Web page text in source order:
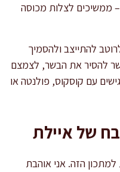
ממשיכים לצלות מכוסה
להתייצב ולהסמיך
להסיר את הבשר, לצמצם
מגישים עם קוסקוס, פולנטה או
של איילת
הזה. אני אוהבת